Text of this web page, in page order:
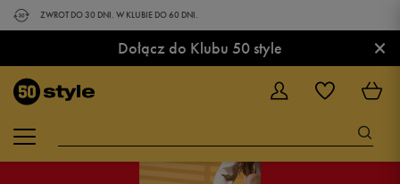
ZWROT DO 30 DNI. W KLUBIE DO 60 DNI.
Dołącz do Klubu 50 style ×